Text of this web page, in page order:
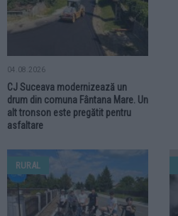
04.08.2026
CJ Suceava modernizează un
drum din comuna Fântana Mare. Un
alt tronson este pregătit pentru
asfaltare
RURAL